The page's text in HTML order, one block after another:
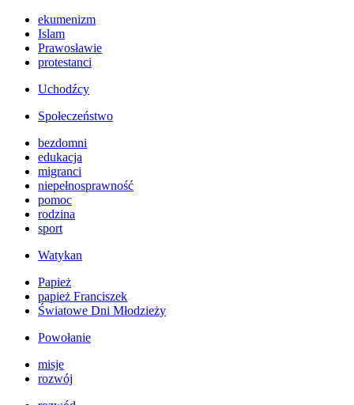
ekumenizm
Islam
Prawosławie
protestanci
Uchodźcy
Społeczeństwo
bezdomni
edukacja
migranci
niepełnosprawność
pomoc
rodzina
sport
Watykan
Papież
papież Franciszek
Światowe Dni Młodzieży
Powołanie
misje
rozwój